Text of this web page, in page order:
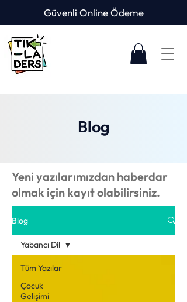
Güvenli Online Ödeme
Blog
Yeni yazılarımızdan haberdar
olmak için kayıt olabilirsiniz.
Blog
Tüm Yazılar
Çocuk
Gelişimi
Yabancı Dil